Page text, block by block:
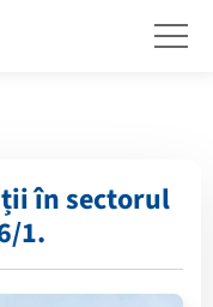
în sectorul
1.